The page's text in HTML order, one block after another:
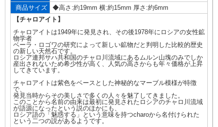
商品サイズ
◆高さ:約19mm 横:約15mm 厚さ:約6mm
【チャロアイト】
チャロアイトは1949年に発見され、その後1978年にロシアの女性鉱
物学者
ベーラ・ロゴワの研究によって新しい鉱物だと判明した比較的歴史
の新しい天然石です。
ロシア連邦サハ共和国のチャロ川流域にあるムルン山塊のみでしか
産出されないため希少性が高く、人気の高さからも年々価格が上昇
してきています。
チャロアイトは紫色をベースとした神秘的なマーブル模様が特徴
で、
発見当時からその美しさで多くの人々を魅了してきました。
このことから名前の由来は最初に発見されたロシアのチャロ川流域
が語源になったという説のほかにも、
ロシア語の「魅惑する」という意味を持つcharoから名付けられた
という二つの説があるようです。